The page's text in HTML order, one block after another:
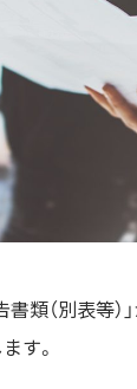
類（別表等）
す。